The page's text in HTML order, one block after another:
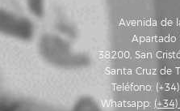
Avenida de
Apartado
38200, San
Santa Cruz de
Teléfono:
Whatsapp: